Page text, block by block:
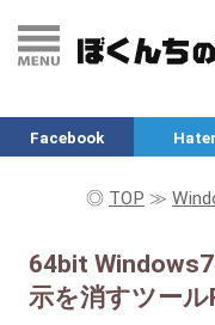
Facebook
◎ TOP ≫
64bit
示を消すツー